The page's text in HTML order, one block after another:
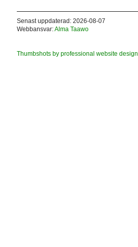
Senast uppdaterad: 2026-08-07
Webbansvar:Alma Taawo
Thumbshots by professional website design